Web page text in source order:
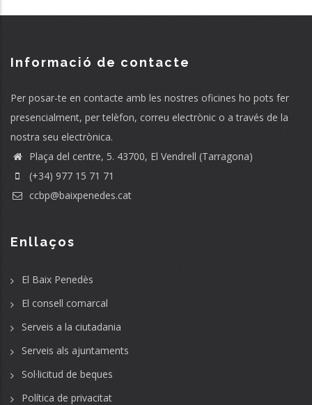
Informació de contacte
Per posar-te en contacte amb les nostres oficines ho pots fer
presencialment, per telèfon, correu electrònic o a través de la
nostra seu electrònica.
Plaça del centre, 5. 43700, El Vendrell (Tarragona)
(+34) 977 15 71 71
ccbp@baixpenedes.cat
Enllaços
El Baix Penedès
El consell comarcal
Serveis a la ciutadania
Serveis als ajuntaments
Sol·licitud de beques
Política de privacitat